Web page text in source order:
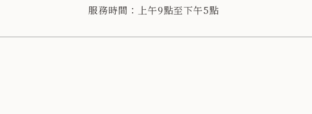
服務時間：上午9點至下午5點